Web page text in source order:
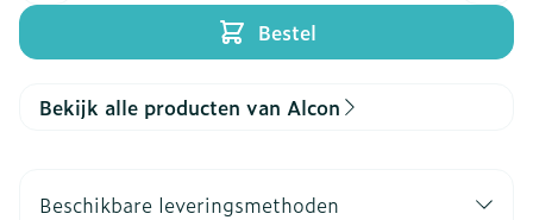
Bestel
Bekijk alle producten van Alcon
Beschikbare leveringsmethoden